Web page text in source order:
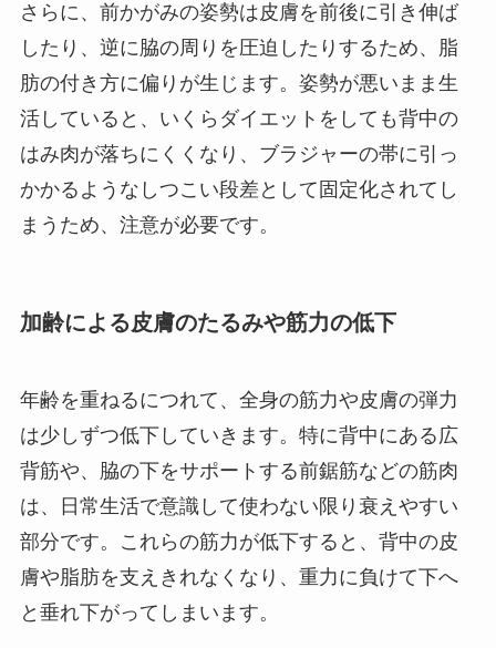
さらに、前かがみの姿勢は皮膚を前後に引き伸ば
したり、逆に脇の周りを圧迫したりするため、脂
肪の付き方に偏りが生じます。姿勢が悪いまま生
活していると、いくらダイエットをしても背中の
はみ肉が落ちにくくなり、ブラジャーの帯に引っ
かかるようなしつこい段差として固定化されてし
まうため、注意が必要です。
加齢による皮膚のたるみや筋力の低下
年齢を重ねるにつれて、全身の筋力や皮膚の弾力
は少しずつ低下していきます。特に背中にある広
背筋や、脇の下をサポートする前鋸筋などの筋肉
は、日常生活で意識して使わない限り衰えやすい
部分です。これらの筋力が低下すると、背中の皮
膚や脂肪を支えきれなくなり、重力に負けて下へ
と垂れ下がってしまいます。